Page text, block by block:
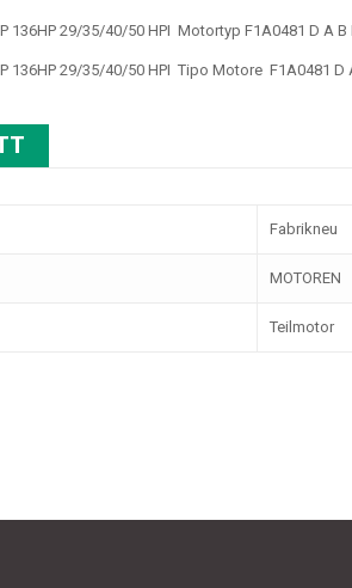
136HP 29/35/40/50 HPI Motortyp F1A0481 D
136HP 29/35/40/50 HPI Tipo Motore F1A0481 D
Fabrikneu
MOTOREN
Teilmotor